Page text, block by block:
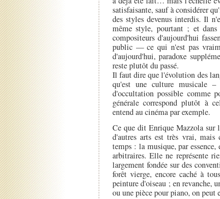
satisfaisante, sauf à considérer
des styles devenus interdis. Il
même style, pourtant ; et
compositeurs d'aujourd'hui
public — ce qui n'est pas
d'aujourd'hui, paradoxe
reste plutôt du passé.
Il faut dire que l'évolution des
qu'est une culture musicale
d'occultation possible comme
générale correspond plutôt à
entend au cinéma par exemple.
Ce que dit Enrique Mazzola sur
d'autres arts est très vrai,
temps : la musique, par essence,
arbitraires. Elle ne représente
largement fondée sur des
forêt vierge, encore caché à
peinture d'oiseau ; en revanche,
ou une pièce pour piano, on peut